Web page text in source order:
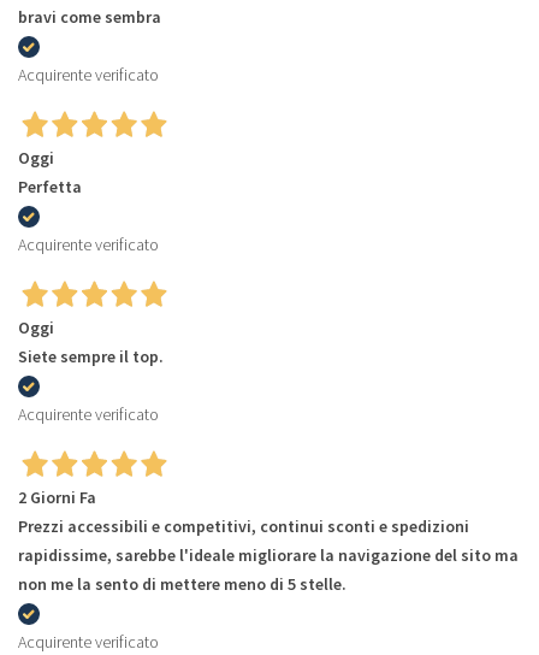
bravi come sembra
Acquirente verificato
Oggi
Perfetta
Acquirente verificato
Oggi
Siete sempre il top.
Acquirente verificato
2 Giorni Fa
Prezzi accessibili e competitivi, continui sconti e spedizioni
rapidissime, sarebbe l'ideale migliorare la navigazione del sito ma
non me la sento di mettere meno di 5 stelle.
Acquirente verificato